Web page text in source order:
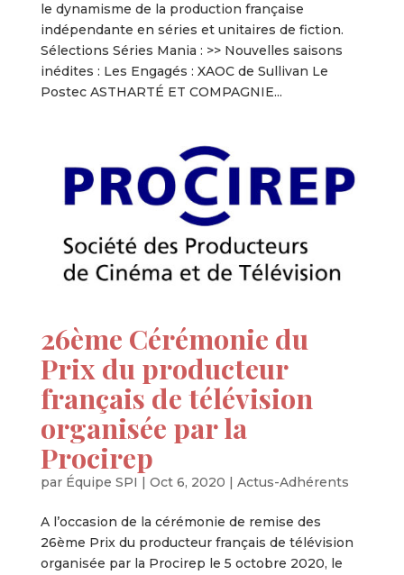
le dynamisme de la production française
indépendante en séries et unitaires de fiction.
Sélections Séries Mania : >> Nouvelles saisons
inédites : Les Engagés : XAOC de Sullivan Le
Postec ASTHARTÉ ET COMPAGNIE...
26ème Cérémonie du
Prix du producteur
français de télévision
organisée par la
Procirep
par Équipe SPI | Oct 6, 2020 | Actus-Adhérents
A l’occasion de la cérémonie de remise des
26ème Prix du producteur français de télévision
organisée par la Procirep le 5 octobre 2020, le